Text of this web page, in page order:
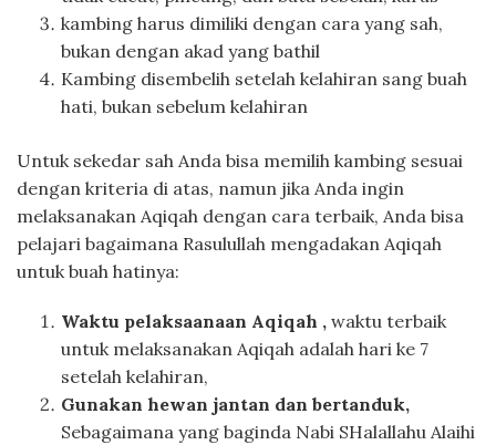
kambing harus dimiliki dengan cara yang sah,
bukan dengan akad yang bathil
Kambing disembelih setelah kelahiran sang buah
hati, bukan sebelum kelahiran
Untuk sekedar sah Anda bisa memilih kambing sesuai
dengan kriteria di atas, namun jika Anda ingin
melaksanakan Aqiqah dengan cara terbaik, Anda bisa
pelajari bagaimana Rasulullah mengadakan Aqiqah
untuk buah hatinya:
Waktu pelaksaanaan Aqiqah , waktu terbaik
untuk melaksanakan Aqiqah adalah hari ke 7
setelah kelahiran,
Gunakan hewan jantan dan bertanduk,
Sebagaimana yang baginda Nabi SHalallahu Alaihi